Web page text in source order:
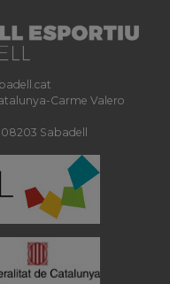
Carme Valero
Sabadell